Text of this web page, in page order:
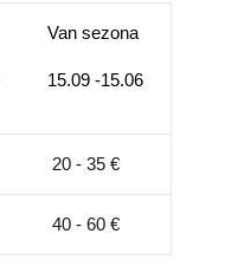
Van sezona
15.09 -15.06
20 - 35 €
40 - 60 €